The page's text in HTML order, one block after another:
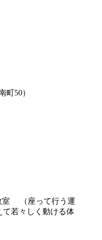
町50）
室 （座って行う運
て若々しく動ける体